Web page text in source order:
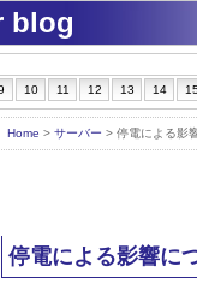
blog
10 11 12 13 14
Home > サーバー > 停電による影
停電による影響に